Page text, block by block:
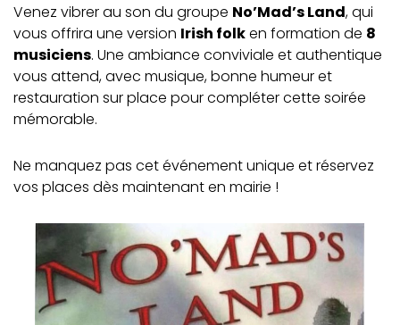
Venez vibrer au son du groupe No’Mad’s Land, qui
vous offrira une version Irish folken formation de 8
musiciens. Une ambiance conviviale et authentique
vous attend, avec musique, bonne humeur et
restauration sur place pour compléter cette soirée
mémorable.
Ne manquez pas cet événement unique et réservez
vos places dès maintenant en mairie !